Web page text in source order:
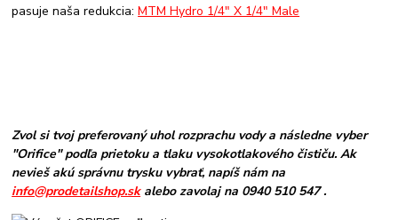
pasuje naša redukcia:MTM Hydro 1/4" X 1/4" Male
Zvol si tvoj preferovaný uhol rozprachu vody a následne vyber
"Orifice" podľa prietoku a tlaku vysokotlakového čističu. Ak
nevieš akú správnu trysku vybrať, napíš nám na
info@prodetailshop.skalebo zavolaj na 0940 510 547 .